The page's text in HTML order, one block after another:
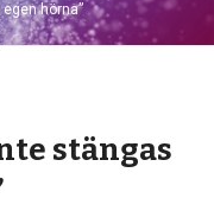
hörna”
stängas